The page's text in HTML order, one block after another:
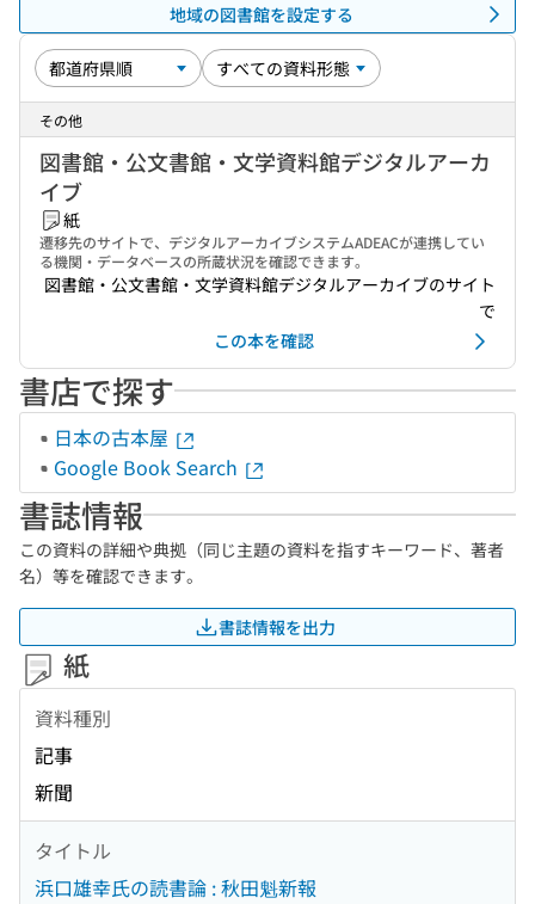
地域の図書館を設定する
その他
図書館・公文書館・文学資料館デジタルアーカ
イブ
紙
遷移先のサイトで、デジタルアーカイブシステムADEACが連携してい
る機関・データベースの所蔵状況を確認できます。
図書館・公文書館・文学資料館デジタルアーカイブのサイト
で
この本を確認
書店で探す
日本の古本屋
Google Book Search
書誌情報
この資料の詳細や典拠（同じ主題の資料を指すキーワード、著者
名）等を確認できます。
書誌情報を出力
紙
資料種別
記事
新聞
タイトル
浜口雄幸氏の読書論 : 秋田魁新報